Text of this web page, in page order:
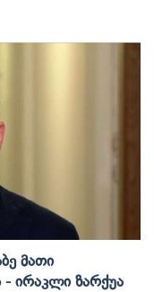
Მათი
- Ირაკლი Ზარქუა